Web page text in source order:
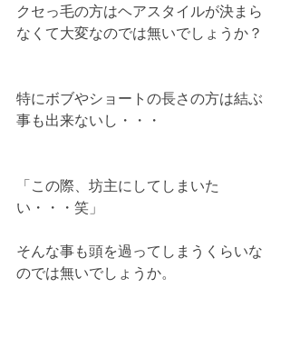
クセっ毛の方はヘアスタイルが決まら
なくて大変なのでは無いでしょうか？
特にボブやショートの長さの方は結ぶ
事も出来ないし・・・
「この際、坊主にしてしまいた
い・・・笑」
そんな事も頭を過ってしまうくらいな
のでは無いでしょうか。